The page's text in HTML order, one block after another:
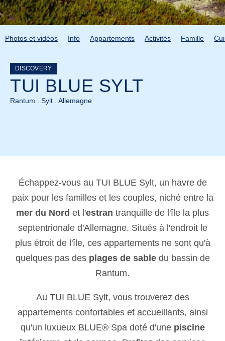
Photos et vidéos Info Appartements Activités Famille
DISCOVERY
TUI BLUE SYLT
Rantum . Sylt . Allemagne
Échappez-vous au TUI BLUE Sylt, un havre de
paix pour les familles et les couples, niché entre la
mer du Nord et l'estran tranquille de l'île la plus
septentrionale d'Allemagne. Situés à l'endroit le
plus étroit de l'île, ces appartements ne sont qu'à
quelques pas des plages de sable du bassin de
Rantum.
Au TUI BLUE Sylt, vous trouverez des
appartements confortables et accueillants, ainsi
qu'un luxueux BLUE® Spa doté d'une piscine